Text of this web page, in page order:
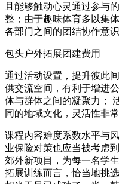
且能够触动心灵通过参与
整；由于趣味体育多以集
各部门之间的团结协作意识
包头户外拓展团建费用
通过活动设置，提升彼此
供交流空间，有利于增进
体与群体之间的凝聚力；
同的地域文化，灵活性非常
课程内容难度系数水平与
业保险对策也应当被考虑
郊外新项目，为每一名学
拓展训练而言，恰当地挑